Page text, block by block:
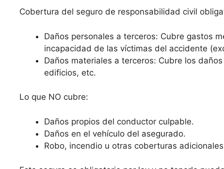
Cobertura del seguro de responsabilidad civil
Daños personales a terceros: Cubre gastos
incapacidad de las víctimas del accidente
Daños materiales a terceros: Cubre los
edificios, etc.
Lo que NO cubre:
Daños propios del conductor culpable.
Daños en el vehículo del asegurado.
Robo, incendio u otras coberturas